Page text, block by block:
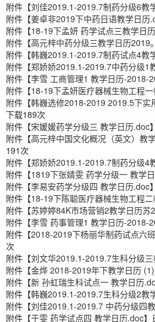
附件【刘佳2019.1-2019.7制药分级6教
附件【姜卓非2019下中药日语教学日历
附件【18-19下孟妍 药学试点三教学日
附件【高元梓中药分级三教学日历2019
附件【韩巍2019.1-2019.7制药试点4教
附件【郑娇娇2019.1-2019.7中药分级1
附件【李雪 工商管理1 教学日历-2018-
附件【18-19下孟妍医疗器械生物工程
附件【韩巍选修2018-2019 2019.5下实
下载189次
附件【宋媛媛药学分级三 教学日历.doc
附件【高元梓中国文化概况（英文）教
191次
附件【郑娇娇2019.1-2019.7制药分级4
附件【1819下张婧雯 药学分级一 教学
附件【李易安药学分级四 教学日历.doc
附件【18-19下陈聪医疗器械生物工程
附件【苏婷婷84K市场营销2教学日历苏
附件【李雪 药事管理1 教学日历-2018-
附件【2018-2019下杨丽华制药试点六
次
附件【刘文华2019.1-2019.7生科分级
附件【金烨 2018-2019年下教学日历
附件【新 孙虹瑞生科试点一 教学日历
附件【韩巍2019.1-2019.7生科分级2教
附件【刘佳2019.1-2019.7 中药分级四
附件【于雯 药学试点四 教学日历.doc】